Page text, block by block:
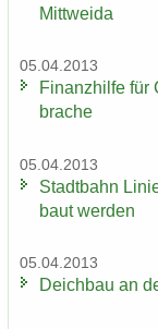
Mitt­wei­da
05.04.2013
Fi­nanz­hil­fe für
bra­che
05.04.2013
Stadt­bahn
baut wer­den
05.04.2013
Deich­bau an